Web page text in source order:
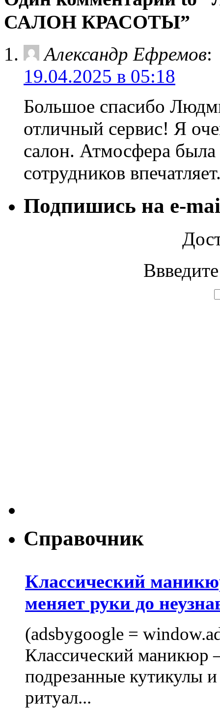
САЛОН КРАСОТЫ”
Александр Ефремов:
19.04.2025 в 05:18
Большое спасибо
отличный сервис! Я
салон. Атмосфера
сотрудников
Подпишись на e-
Справочник
Классический
меняет руки до
(adsbygoogle =
Классический маникюр
подрезанные кутикулы
ритуал...